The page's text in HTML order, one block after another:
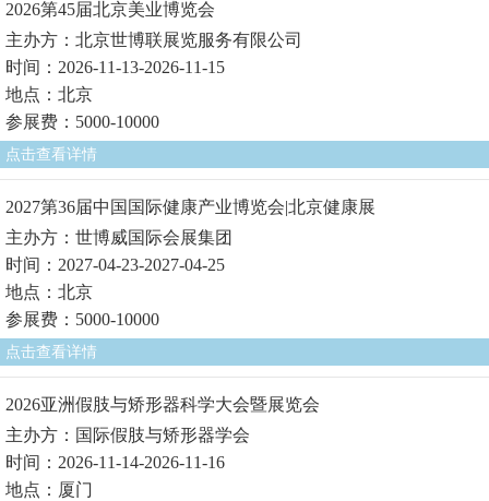
2026第45届北京美业博览会
主办方：北京世博联展览服务有限公司
时间：2026-11-13-2026-11-15
地点：北京
参展费：5000-10000
点击查看详情
2027第36届中国国际健康产业博览会|北京健康展
主办方：世博威国际会展集团
时间：2027-04-23-2027-04-25
地点：北京
参展费：5000-10000
点击查看详情
2026亚洲假肢与矫形器科学大会暨展览会
主办方：国际假肢与矫形器学会
时间：2026-11-14-2026-11-16
地点：厦门